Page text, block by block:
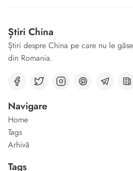
Știri China
Știri despre China pe care nu le
din Romania.
Navigare
Home
Tags
Arhivă
Tags